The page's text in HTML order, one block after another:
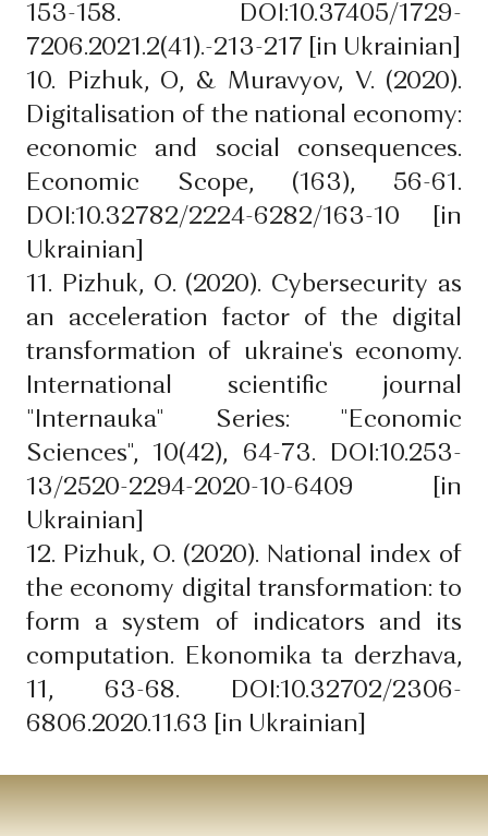
153-158. DOI:10.37405/1729-
7206.2021.2(41).-213-217 [in Ukrainian]
10. Pizhuk, O, & Muravyov, V. (2020).
Digitalisation of the national economy:
economic and social consequences.
Economic Scope, (163), 56-61.
DOI:10.32782/2224-6282/163-10 [in
Ukrainian]
11. Pizhuk, O. (2020). Cybersecurity as
an acceleration factor of the digital
transformation of ukraine's economy.
International scientific journal
"Internauka" Series: "Economic
Sciences", 10(42), 64-73. DOI:10.253-
13/2520-2294-2020-10-6409 [in
Ukrainian]
12. Pizhuk, O. (2020). National index of
the economy digital transformation: to
form a system of indicators and its
computation. Ekonomika ta derzhava,
11, 63-68. DOI:10.32702/2306-
6806.2020.11.63 [in Ukrainian]